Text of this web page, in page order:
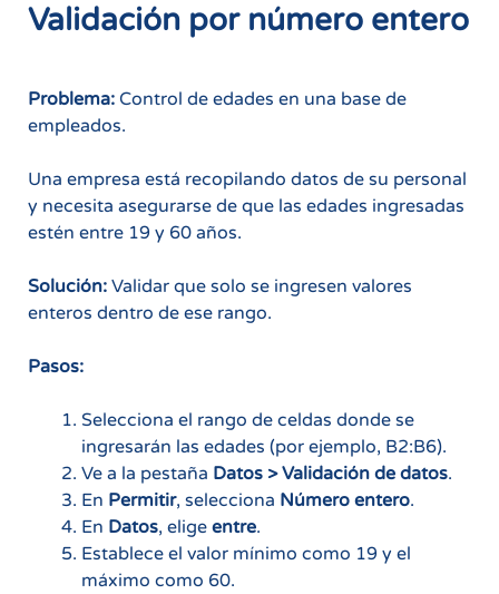
Validación por número entero
Problema: Control de edades en una base de
empleados.
Una empresa está recopilando datos de su personal
y necesita asegurarse de que las edades ingresadas
estén entre 19 y 60 años.
Solución: Validar que solo se ingresen valores
enteros dentro de ese rango.
Pasos:
Selecciona el rango de celdas donde se
ingresarán las edades (por ejemplo, B2:B6).
Ve a la pestaña Datos > Validación de datos.
En Permitir, selecciona Número entero.
En Datos, elige entre.
Establece el valor mínimo como 19 y el
máximo como 60.